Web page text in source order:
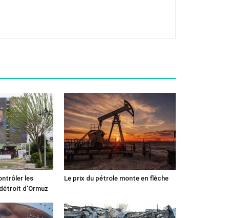
les
d’Ormuz
Le prix du pétrole monte en flèche